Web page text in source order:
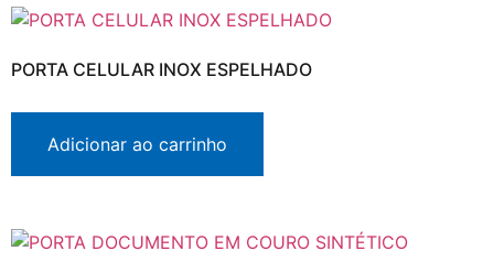
PORTA CELULAR INOX ESPELHADO
Adicionar ao carrinho